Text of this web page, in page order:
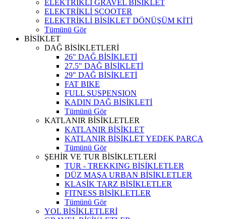
ELEKTRİKLİ GRAVEL BİSİKLET
ELEKTRİKLİ SCOOTER
ELEKTRİKLİ BİSİKLET DÖNÜŞÜM KİTİ
Tümünü Gör
BİSİKLET
DAĞ BİSİKLETLERİ
26" DAĞ BİSİKLETİ
27.5" DAĞ BİSİKLETİ
29" DAĞ BİSİKLETİ
FAT BIKE
FULL SUSPENSION
KADIN DAĞ BİSİKLETİ
Tümünü Gör
KATLANIR BİSİKLETLER
KATLANIR BİSİKLET
KATLANIR BİSİKLET YEDEK PARÇA
Tümünü Gör
ŞEHİR VE TUR BİSİKLETLERİ
TUR - TREKKING BİSİKLETLER
DÜZ MAŞA URBAN BİSİKLETLER
KLASİK TARZ BİSİKLETLER
FITNESS BİSİKLETLER
Tümünü Gör
YOL BİSİKLETLERİ